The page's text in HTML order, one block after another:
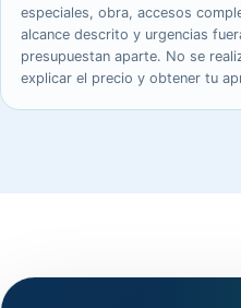
especiales, obra, accesos
alcance descrito y urgencias
presupuestan aparte. No se
explicar el precio y obtener tu